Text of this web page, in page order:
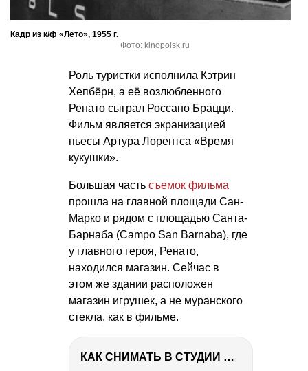
Кадр из к/ф «Лето», 1955 г.
Фото: kinopoisk.ru
Роль туристки исполнила Кэтрин
Хепбёрн, а её возлюбленного
Ренато сыграл Россано Брацци.
Фильм является экранизацией
пьесы Артура Лорентса «Время
кукушки».
Большая часть съемок фильма
прошла на главной площади Сан-
Марко и рядом с площадью Санта-
Барнаба (Campo San Barnaba), где
у главного героя, Ренато,
находился магазин. Сейчас в
этом же здании расположен
магазин игрушек, а не муранского
стекла, как в фильме.
КАК СНИМАТЬ В СТУДИИ СО ВСПЫШКАМИ